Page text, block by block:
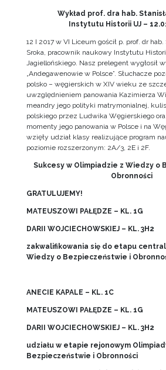
Wykład prof. dra hab.
Instytutu Historii UJ –
12 I 2017 w VI Liceum gościł p. prof. dr hab.
Sroka, pracownik naukowy Instytutu
Jagiellońskiego. Nasz prelegent wygłosił
„Andegawenowie w Polsce”. Słuchacze
polsko – węgierskich w XIV wieku ze
uwzględnieniem panowania Kazimierza
meandry jego polityki matrymonialnej,
polskiego przez Ludwika Węgierskiego
momenty jego panowania w Polsce i na
wzięły udział klasy realizujące program
poziomie rozszerzonym: 2A/3, 2E i 2F.
Sukcesy w Olimpiadzie z Wiedzy o
Obronności
GRATULUJEMY!
MATEUSZOWI PAŁĘDZE – KL. 1G
DARII WOJCIECHOWSKIEJ – KL. 3H2
zakwalifikowania się do etapu
Wiedzy o Bezpieczeństwie i
ANECIE KAPALE – KL. 1C
MATEUSZOWI PAŁĘDZE – KL. 1G
DARII WOJCIECHOWSKIEJ – KL. 3H2
udziału w etapie rejonowym
Bezpieczeństwie i Obronności